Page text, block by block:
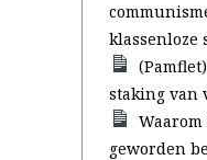
klassenloze
staking van
geworden